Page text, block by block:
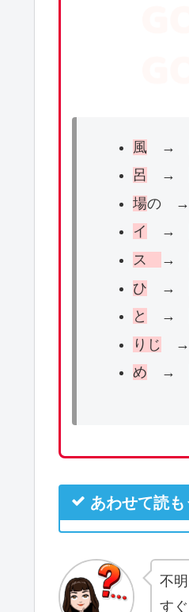
風→
呂 →
場の
イ
→
ス
→
ひ →
と
→
りじ
め →
あわせて読も
不
す